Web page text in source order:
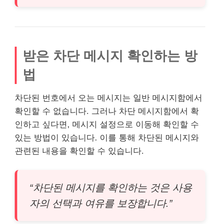
받은 차단 메시지 확인하는 방
법
차단된 번호에서 오는 메시지는 일반 메시지함에서
확인할 수 없습니다. 그러나 차단 메시지함에서 확
인하고 싶다면, 메시지 설정으로 이동해 확인할 수
있는 방법이 있습니다. 이를 통해 차단된 메시지와
관련된 내용을 확인할 수 있습니다.
“차단된 메시지를 확인하는 것은 사용
자의 선택과 여유를 보장합니다.”